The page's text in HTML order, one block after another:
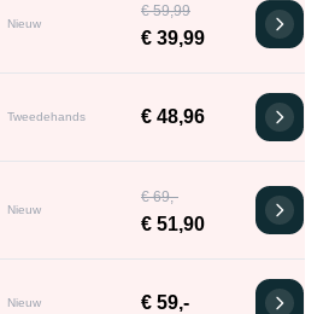
Nieuw
€ 59,99
€ 39,99
Tweedehands € 48,96
Nieuw
€ 69,-
€ 51,90
Nieuw € 59,-